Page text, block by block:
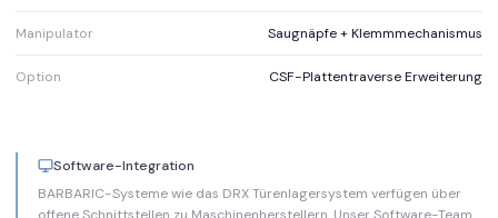
Manipulator Saugnäpfe + Klemmmechanismus
Option CSF-Plattentraverse Erweiterung
Software-Integration
BARBARIC-Systeme wie das DRX Türenlagersystem verfügen über
offene Schnittstellen zu Maschinenherstellern. Unser Software-Team